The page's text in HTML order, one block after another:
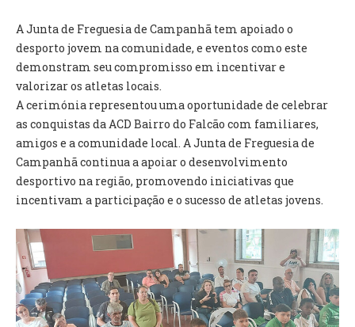
SERVIÇOS
SECRETARIA
CANÍDEOS
CEMITÉRIO
RECENSEAMENTO ELEITORAL
ATESTADOS
EMPREGO (GIP)
O GABINETE
APOIO AOS DESEMPREGADOS
A Junta de Freguesia de Campanhã tem apoiado o
desporto jovem na comunidade, e eventos como este
demonstram seu compromisso em incentivar e
valorizar os atletas locais.
A cerimónia representou uma oportunidade de celebrar
as conquistas da ACD Bairro do Falcão com familiares,
amigos e a comunidade local. A Junta de Freguesia de
Campanhã continua a apoiar o desenvolvimento
desportivo na região, promovendo iniciativas que
incentivam a participação e o sucesso de atletas jovens.